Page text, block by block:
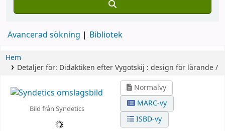
Avancerad sökning Bibliotek
Hem
Detaljer för: Didaktiken efter Vygotskij : design för lärande /
Bild från Syndetics
Normalvy
MARC-vy
ISBD-vy